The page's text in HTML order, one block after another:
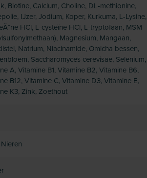
Biotine, Calcium, Choline, DL-methionine,
IJzer, Jodium, Koper, Kurkuma, L-Lysine,
HCl, L-cysteïne HCl, L-tryptofaan, MSM
Magnesium, Mangaan,
Natrium, Niacinamide, Omicha bessen,
Saccharomyces cerevisae, Selenium,
A, Vitamine B1, Vitamine B2, Vitamine B6,
B12, Vitamine C, Vitamine D3, Vitamine E,
K3, Zink, Zoethout